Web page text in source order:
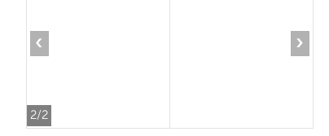
2/2
‹ ›